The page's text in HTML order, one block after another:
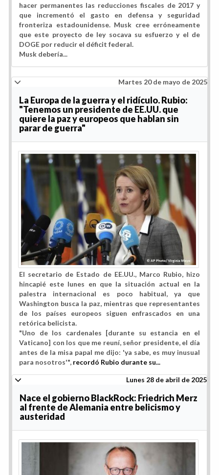
hacer permanentes las reducciones fiscales de 2017 y
que incrementó el gasto en defensa y seguridad
fronteriza estadounidense. Musk cree erróneamente
que este proyecto de ley socava su esfuerzo y el de
DOGE por reducir el déficit federal.
Musk debería...
Martes 20 de mayo de 2025
La Europa de la guerra y el ridículo. Rubio:
"Tenemos un presidente de EE.UU. que
quiere la paz y europeos que hablan sin
parar de guerra"
El secretario de Estado de EE.UU., Marco Rubio, hizo
hincapié este lunes en que la situación actual en la
palestra internacional es poco habitual, ya que
Washington busca la paz, mientras que representantes
de los países europeos siguen enfrascados en una
retórica belicista.
"Uno de los cardenales [durante su estancia en el
Vaticano] con los que me reuní, señor presidente, el día
antes de la misa papal me dijo: 'ya sabe, es muy inusual
para nosotros'", recordó Rubio durante su...
Lunes 28 de abril de 2025
Nace el gobierno BlackRock: Friedrich Merz
al frente de Alemania entre belicismo y
austeridad